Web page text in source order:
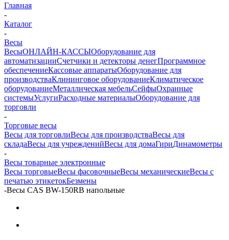
Главная
-
Каталог
-
Весы
ВесыОНЛАЙН-КАССЫОборудование для
автоматизацииСчетчики и детекторы денегПрограммное
обеспечениеКассовые аппаратыОборудование для
производстваКлининговое оборудованиеКлиматическое
оборудованиеМеталлическая мебельСейфыОхранные
системыУслугиРасходные материалыОборудование для
торговли
-
Торговые весы
Весы для торговлиВесы для производстваВесы для
складаВесы для учрежденийВесы для домаГириДинамометры
-
Весы товарные электронные
Весы торговыеВесы фасовочныеВесы механическиеВесы с
печатью этикетокБезмены
-Весы CAS BW-150RB напольные